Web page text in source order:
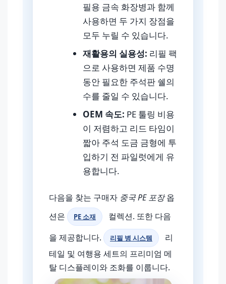
필용 금속 화장병과 함께
사용하면 두 가지 장점을
모두 누릴 수 있습니다.
재활용의 실용성: 리필 팩
으로 사용하면 제품 수명
동안 필요한 주석판 쉘의
수를 줄일 수 있습니다.
OEM 속도: PE 툴링 비용
이 저렴하고 리드 타임이
짧아 주석 도금 금형에 투
입하기 전 파일럿에게 유
용합니다.
다음을 찾는 구매자 중국 PE 포장옵
션은
PE 소재
컬렉션. 또한 다음
을 제공합니다.
리필 병 시스템
리
테일 및 여행용 세트의 프리미엄 메
탈 디스플레이와 조화를 이룹니다.